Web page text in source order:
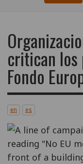
critican los
Fondo
en es